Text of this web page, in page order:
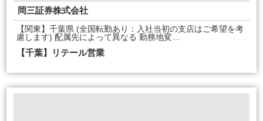
岡三証券株式会社
【関東】千葉県 (全国転勤あり：入社当初の支店はご希望を考
慮します) 配属先によって異なる 勤務地変…
【千葉】リテール営業